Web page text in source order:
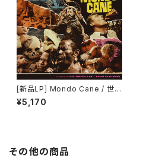
[新品LP] Mondo Cane / 世界
残酷物語
¥5,170
その他の商品